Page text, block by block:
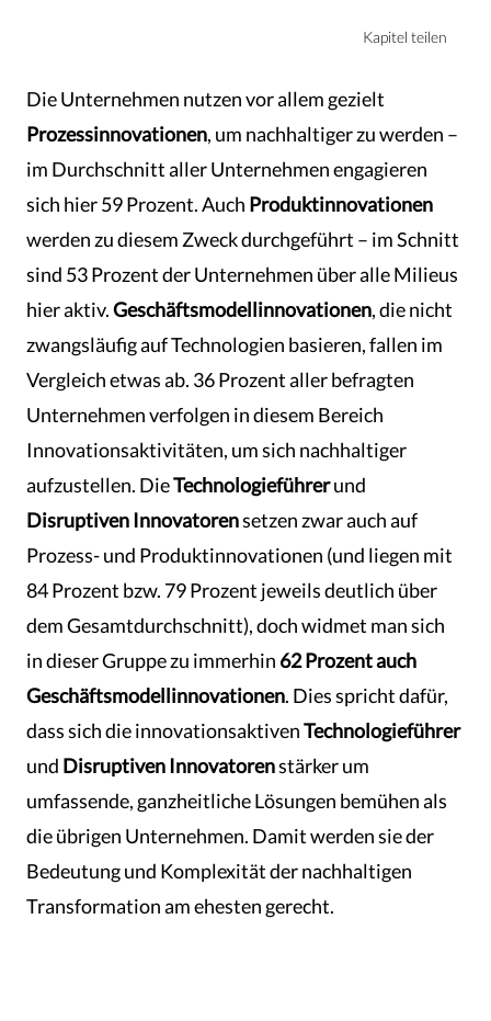
Kapitel teilen
Die Unternehmen nutzen vor allem gezielt
Prozessinnovationen, um nachhaltiger zu werden –
im Durchschnitt aller Unternehmen engagieren
sich hier 59 Prozent. Auch Produktinnovationen
werden zu diesem Zweck durchgeführt – im Schnitt
sind 53 Prozent der Unternehmen über alle Milieus
hier aktiv.Geschäftsmodellinnovationen, die nicht
zwangsläufig auf Technologien basieren, fallen im
Vergleich etwas ab. 36 Prozent aller befragten
Unternehmen verfolgen in diesem Bereich
Innovationsaktivitäten, um sich nachhaltiger
aufzustellen. DieTechnologieführerund
Disruptiven Innovatorensetzen zwar auch auf
Prozess- und Produktinnovationen (und liegen mit
84 Prozent bzw. 79 Prozent jeweils deutlich über
dem Gesamtdurchschnitt), doch widmet man sich
in dieser Gruppe zu immerhin 62 Prozent auch
Geschäftsmodellinnovationen. Dies spricht dafür,
dass sich die innovationsaktivenTechnologieführer
und Disruptiven Innovatorenstärker um
umfassende, ganzheitliche Lösungen bemühen als
die übrigen Unternehmen. Damit werden sie der
Bedeutung und Komplexität der nachhaltigen
Transformation am ehesten gerecht.